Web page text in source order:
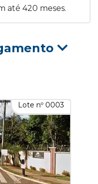
até 420 meses.
Lote nº 0003